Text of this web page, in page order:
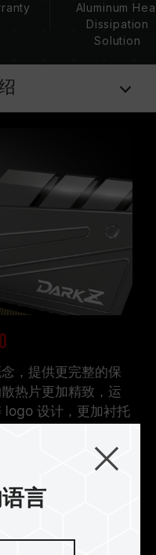
设定）属于非
系统稳定性。若因超
对应的超频技术
电压情况下进行验
况，请联系处理器或
Aluminum
Dissipation
Solution
，提供更完整的保
热片更加精致，运
logo 设计，更加衬托
言